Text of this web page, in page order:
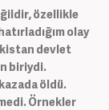
özellikle
olay
devlet
biriydi.
öldü.
Örnekler